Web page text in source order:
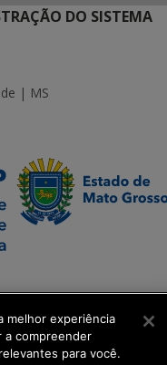
DO SISTEMA
| MS
melhor experiência
a compreender
para você.